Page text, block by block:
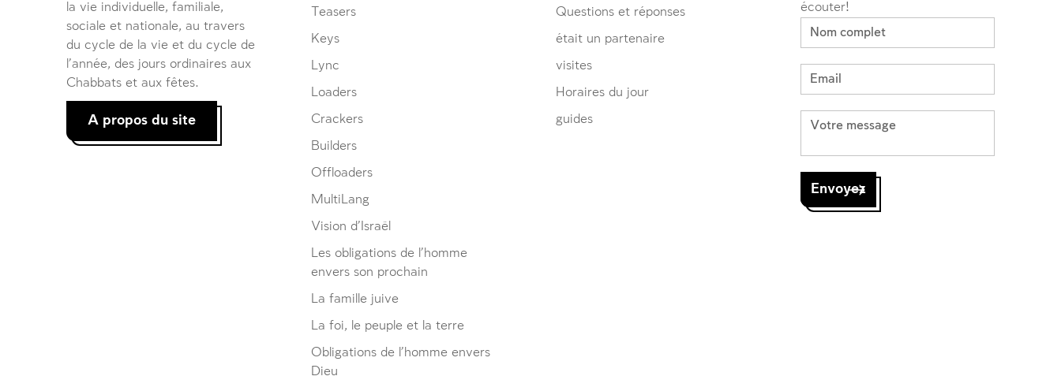
écouter!
Questions et réponses
était un partenaire
visites
Horaires du jour
guides
Teasers
Keys
Lync
Loaders
Crackers
Builders
Offloaders
MultiLang
Vision d’Israël
Les obligations de l’homme
envers son prochain
La famille juive
La foi, le peuple et la terre
Obligations de l’homme envers
Dieu
la vie individuelle, familiale,
sociale et nationale, au travers
du cycle de la vie et du cycle de
l’année, des jours ordinaires aux
Chabbats et aux fêtes.
A propos du site